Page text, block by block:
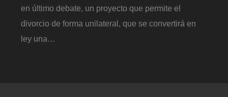
en último debate, un proyecto que permite el
divorcio de forma unilateral, que se convertirá en
ley una…